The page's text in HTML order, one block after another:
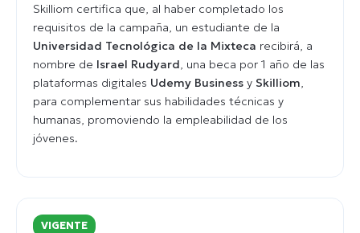
Skilliom certifica que, al haber completado los
requisitos de la campaña, un estudiante de la
Universidad Tecnológica de la Mixteca recibirá, a
nombre de Israel Rudyard , una beca por 1 año de las
plataformas digitales Udemy Business y Skilliom
para complementar sus habilidades técnicas y
humanas, promoviendo la empleabilidad de los
jóvenes.
VIGENTE